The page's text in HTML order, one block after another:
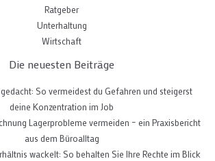
Ratgeber
Unterhaltung
Wirtschaft
Die neuesten Beiträge
So vermeidest du Gefahren und steigerst
deine Konzentration im Job
Lagerprobleme vermeiden – ein Praxisbericht
aus dem Büroalltag
wackelt: So behalten Sie Ihre Rechte im Blick